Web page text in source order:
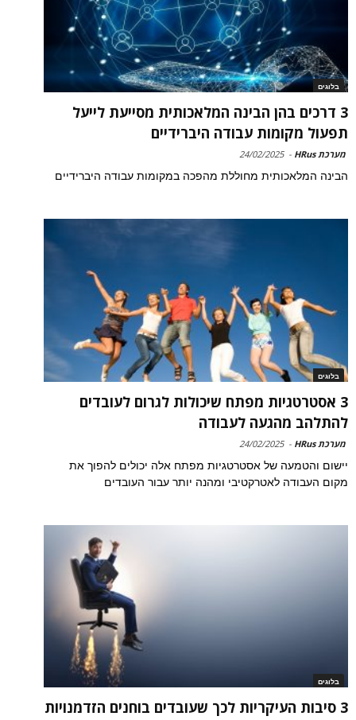
בלוגים
3 דרכים בהן הבינה המלאכותית מסייעת לייעל
תפעול מקומות עבודה היברידיים
מערכת HRus -
24/02/2025
הבינה המלאכותית מחוללת מהפכה במקומות עבודה היברידיים
בלוגים
3 אסטרטגיות מפתח שיכולות לגרום לעובדים
להתלהב מהגעה לעבודה
מערכת HRus -
24/02/2025
יישום והטמעה של אסטרטגיות מפתח אלה יכולים להפוך את
מקום העבודה לאטרקטיבי ומהנה יותר עבור העובדים
בלוגים
3 סיבות העיקריות לכך שעובדים בוחנים הזדמנויות